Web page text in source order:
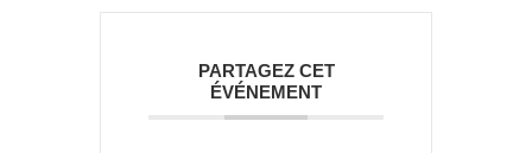
PARTAGEZ CET
ÉVÉNEMENT